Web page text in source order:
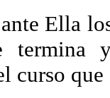
Ella los
termina
curso que